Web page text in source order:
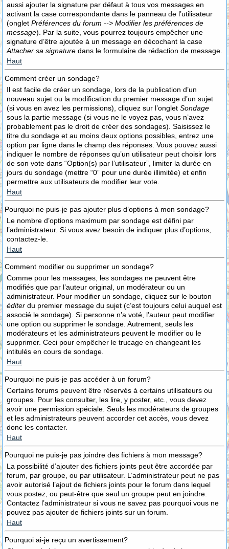
aussi ajouter la signature par défaut à tous vos messages en
activant la case correspondante dans le panneau de l’utilisateur
(onglet Préférences du forum --> Modifier les préférences de
message). Par la suite, vous pourrez toujours empêcher une
signature d’être ajoutée à un message en décochant la case
Attacher sa signature dans le formulaire de rédaction de message.
Haut
Comment créer un sondage?
Il est facile de créer un sondage, lors de la publication d’un
nouveau sujet ou la modification du premier message d’un sujet
(si vous en avez les permissions), cliquez sur l’onglet Sondage
sous la partie message (si vous ne le voyez pas, vous n’avez
probablement pas le droit de créer des sondages). Saisissez le
titre du sondage et au moins deux options possibles, entrez une
option par ligne dans le champ des réponses. Vous pouvez aussi
indiquer le nombre de réponses qu’un utilisateur peut choisir lors
de son vote dans “Option(s) par l’utilisateur”, limiter la durée en
jours du sondage (mettre “0” pour une durée illimitée) et enfin
permettre aux utilisateurs de modifier leur vote.
Haut
Pourquoi ne puis-je pas ajouter plus d’options à mon sondage?
Le nombre d’options maximum par sondage est défini par
l’administrateur. Si vous avez besoin de indiquer plus d’options,
contactez-le.
Haut
Comment modifier ou supprimer un sondage?
Comme pour les messages, les sondages ne peuvent être
modifiés que par l’auteur original, un modérateur ou un
administrateur. Pour modifier un sondage, cliquez sur le bouton
éditer du premier message du sujet (c’est toujours celui auquel est
associé le sondage). Si personne n’a voté, l’auteur peut modifier
une option ou supprimer le sondage. Autrement, seuls les
modérateurs et les administrateurs peuvent le modifier ou le
supprimer. Ceci pour empêcher le trucage en changeant les
intitulés en cours de sondage.
Haut
Pourquoi ne puis-je pas accéder à un forum?
Certains forums peuvent être réservés à certains utilisateurs ou
groupes. Pour les consulter, les lire, y poster, etc., vous devez
avoir une permission spéciale. Seuls les modérateurs de groupes
et les administrateurs peuvent accorder cet accès, vous devez
donc les contacter.
Haut
Pourquoi ne puis-je pas joindre des fichiers à mon message?
La possibilité d’ajouter des fichiers joints peut être accordée par
forum, par groupe, ou par utilisateur. L’administrateur peut ne pas
avoir autorisé l’ajout de fichiers joints pour le forum dans lequel
vous postez, ou peut-être que seul un groupe peut en joindre.
Contactez l’administrateur si vous ne savez pas pourquoi vous ne
pouvez pas ajouter de fichiers joints sur un forum.
Haut
Pourquoi ai-je reçu un avertissement?